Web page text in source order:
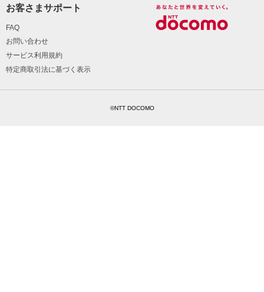
お客さまサポート
FAQ
お問い合わせ
サービス利用規約
特定商取引法に基づく表示
©NTT DOCOMO